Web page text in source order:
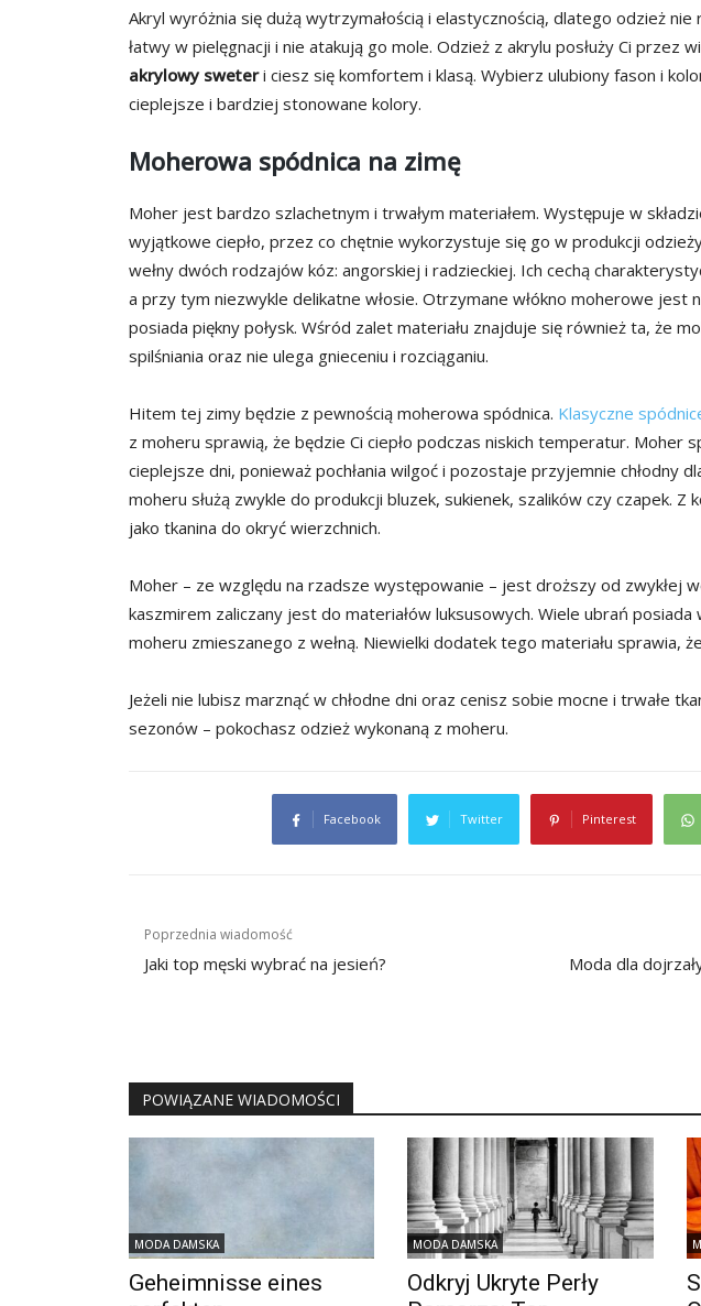
Akryl wyróżnia się dużą wytrzymałością i elastycznością, dlatego odzież nie
łatwy w pielęgnacji i nie atakują go mole. Odzież z akrylu posłuży Ci przez
akrylowy sweteri ciesz się komfortem i klasą. Wybierz ulubiony fason i
cieplejsze i bardziej stonowane kolory.
Moherowa spódnica na zimę
Moher jest bardzo szlachetnym i trwałym materiałem. Występuje w
wyjątkowe ciepło, przez co chętnie wykorzystuje się go w produkcji
wełny dwóch rodzajów kóz: angorskiej i radzieckiej. Ich cechą
a przy tym niezwykle delikatne włosie. Otrzymane włókno moherowe jest
posiada piękny połysk. Wśród zalet materiału znajduje się również ta, że
spilśniania oraz nie ulega gnieceniu i rozciąganiu.
Hitem tej zimy będzie z pewnością moherowa spódnica. Klasyczne
z moheru sprawią, że będzie Ci ciepło podczas niskich temperatur. Moher
cieplejsze dni, ponieważ pochłania wilgoć i pozostaje przyjemnie chłodny
moheru służą zwykle do produkcji bluzek, sukienek, szalików czy czapek.
jako tkanina do okryć wierzchnich.
Moher – ze względu na rzadsze występowanie – jest droższy od zwykłej
kaszmirem zaliczany jest do materiałów luksusowych. Wiele ubrań posiada
moheru zmieszanego z wełną. Niewielki dodatek tego materiału sprawia,
Jeżeli nie lubisz marznąć w chłodne dni oraz cenisz sobie mocne i trwałe
sezonów – pokochasz odzież wykonaną z moheru.
Facebook Twitter Pinterest
Nawigacja
wpisu
Poprzednia wiadomość
Jaki top męski wybrać na jesień?
Moda dla
POWIĄZANE WIADOMOŚCI
MODA DAMSKA
Geheimnisse eines
MODA DAMSKA
Odkryj Ukryte Perły